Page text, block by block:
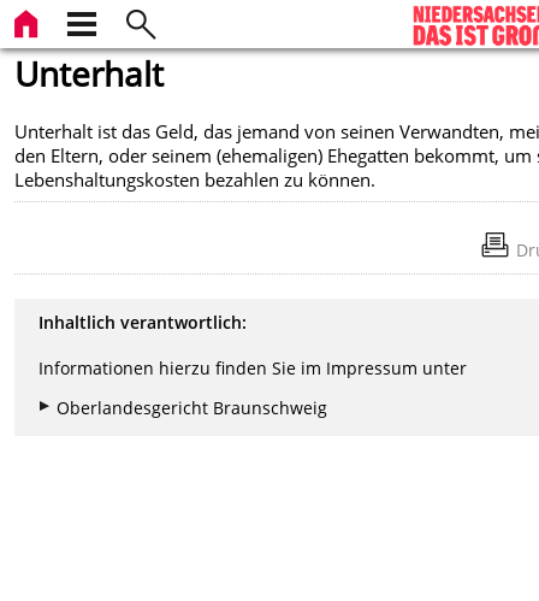
Unterhalt
Unterhalt ist das Geld, das jemand von seinen Verwandten,
den Eltern, oder seinem (ehemaligen) Ehegatten bekommt, um
Lebenshaltungskosten bezahlen zu können.
Inhaltlich verantwortlich:
Informationen hierzu finden Sie im Impressum unter
Oberlandesgericht Braunschweig